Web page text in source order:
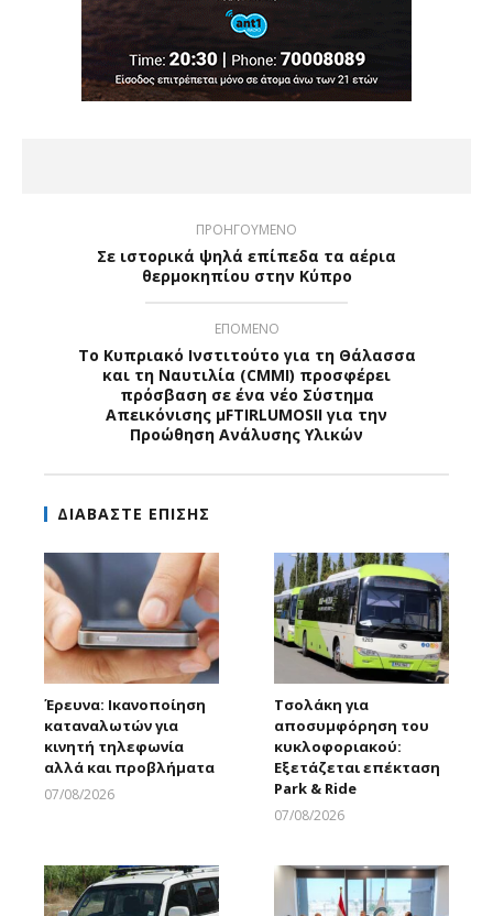
ΠΡΟΗΓΟΥΜΕΝΟ
Σε ιστορικά ψηλά επίπεδα τα αέρια
θερμοκηπίου στην Κύπρο
ΕΠΟΜΕΝΟ
To Κυπριακό Ινστιτούτο για τη Θάλασσα
και τη Ναυτιλία (CMMI) προσφέρει
πρόσβαση σε ένα νέο Σύστημα
Απεικόνισης μFTIRLUMOSII για την
Προώθηση Ανάλυσης Υλικών
ΔΙΑΒΑΣΤΕ ΕΠΙΣΗΣ
Έρευνα: Ικανοποίηση
καταναλωτών για
κινητή τηλεφωνία
αλλά και προβλήματα
07/08/2026
Τσολάκη για
αποσυμφόρηση του
κυκλοφοριακού:
Εξετάζεται επέκταση
Park & Ride
07/08/2026